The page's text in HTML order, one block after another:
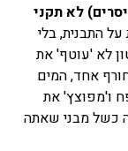
לא תקני
התבנית, בלי
לא 'עוטף' את
אחד, המים
ו'מפוצץ' את
כשל מבני שאתה